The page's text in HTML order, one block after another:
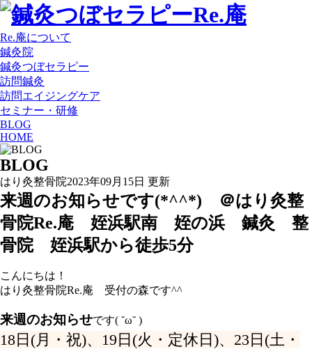
Re.庵について
鍼灸院
鍼灸つぼセラピー
訪問鍼灸
訪問エイジングケア
セミナー・研修
BLOG
HOME
BLOG
はり灸整骨院2023年09月15日 更新
来週のお知らせです(*^^*) ＠はり灸整
骨院Re.庵 姪浜駅南 姪の浜 鍼灸 整
骨院 姪浜駅から徒歩5分
こんにちは！
はり灸整骨院Re.庵 受付の森です^^
来週のお知らせです( ˘ω˘ )
18日(月・祝)、 19日(火・定休日)、 23日(土・